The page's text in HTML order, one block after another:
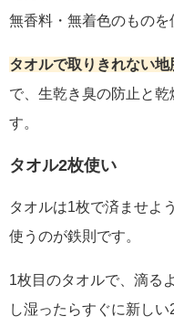
無香料・無着色のものを
タオルで取りきれない
で、生乾き臭の防止と
す。
タオル2枚使い
タオルは1枚で済ませよ
使うのが鉄則です。
1枚目のタオルで、滴る
し湿ったらすぐに新し